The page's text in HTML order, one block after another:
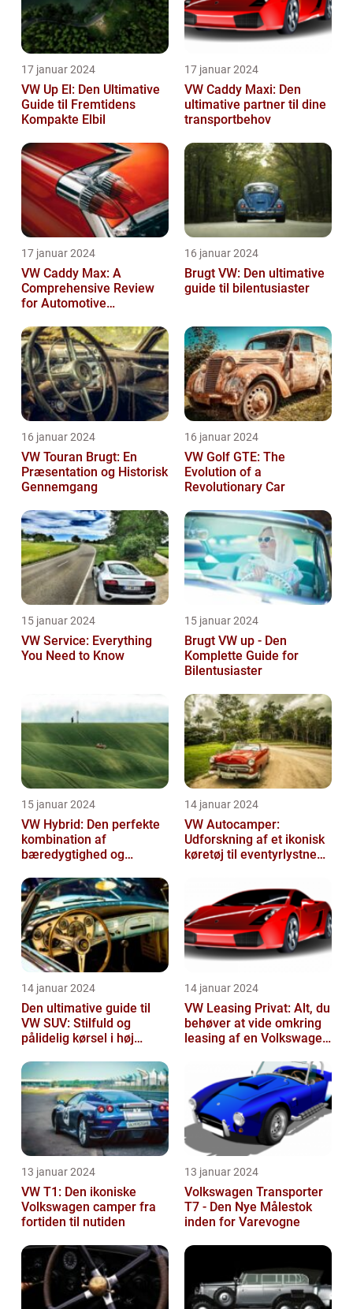
17 januar 2024
VW Up El: Den Ultimative
Guide til Fremtidens
Kompakte Elbil
17 januar 2024
VW Caddy Maxi: Den
ultimative partner til dine
transportbehov
17 januar 2024
VW Caddy Max: A
Comprehensive Review
for Automotive
16 januar 2024
Brugt VW: Den ultimative
guide til bilentusiaster
16 januar 2024
VW Touran Brugt: En
Præsentation og Historisk
Gennemgang
16 januar 2024
VW Golf GTE: The
Evolution of a
Revolutionary Car
15 januar 2024
VW Service: Everything
You Need to Know
15 januar 2024
Brugt VW up - Den
Komplette Guide for
Bilentusiaster
15 januar 2024
VW Hybrid: Den perfekte
kombination af
bæredygtighed og
14 januar 2024
VW Autocamper:
Udforskning af et ikonisk
køretøj til eventyrlystne
14 januar 2024
Den ultimative guide til
VW SUV: Stilfuld og
pålidelig kørsel i høj
14 januar 2024
VW Leasing Privat: Alt, du
behøver at vide omkring
leasing af en Volkswagen
13 januar 2024
VW T1: Den ikoniske
Volkswagen camper fra
fortiden til nutiden
13 januar 2024
Volkswagen Transporter
T7 - Den Nye Målestok
inden for Varevogne